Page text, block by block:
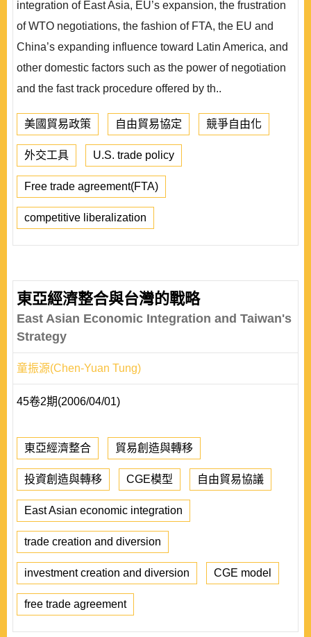
integration of East Asia, EU’s expansion, the frustration
of WTO negotiations, the fashion of FTA, the EU and
China’s expanding influence toward Latin America, and
other domestic factors such as the power of negotiation
and the fast track procedure offered by th..
美國貿易政策 自由貿易協定 競爭自由化
外交工具 U.S. trade policy
Free trade agreement(FTA)
competitive liberalization
東亞經濟整合與台灣的戰略
East Asian Economic Integration and Taiwan's
Strategy
童振源(Chen-Yuan Tung)
45卷2期(2006/04/01)
東亞經濟整合 貿易創造與轉移
投資創造與轉移 CGE模型 自由貿易協議
East Asian economic integration
trade creation and diversion
investment creation and diversion CGE model
free trade agreement